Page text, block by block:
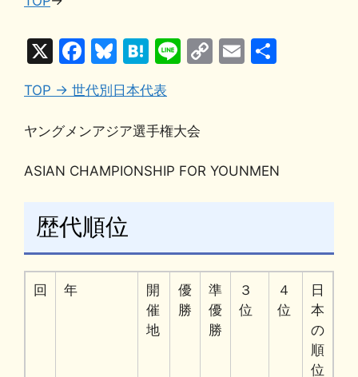
i
X
F
a
c
e
o
k
Bl
u
e
s
y
H
at
e
n
Li C
n
E
TOP → 世代別日本代表
ヤングメンアジア選手権大会
ASIAN CHAMPIONSHIP FOR YOUNMEN
歴代順位
回 年
開
催
地
優
勝
準
優
勝
３
位
４
位
日
本
の
順
位